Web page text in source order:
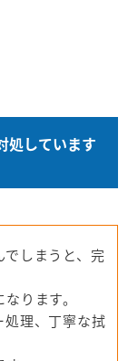
処しています
しまうと、完
ります。
処理、丁寧な拭